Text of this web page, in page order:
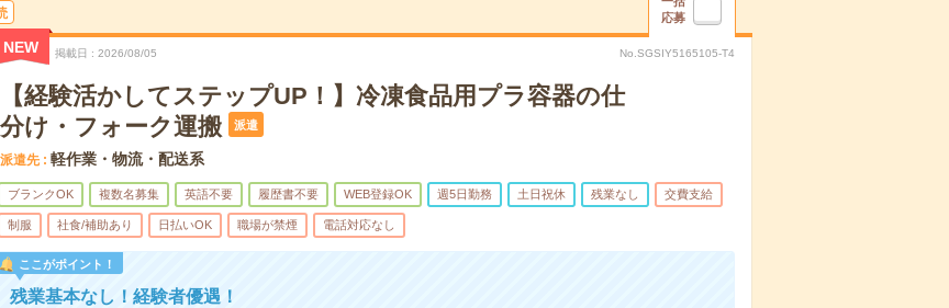
応募
NEW 掲載日 2026/08/05 No.SGSIY5165105-T4
【経験活かしてステップUP！】冷凍食品用プラ容器の仕
分け・フォーク運搬
派遣
派遣先 軽作業・物流・配送系
ブランクOK 複数名募集 英語不要 履歴書不要 WEB登録OK 週5日勤務 土日祝休 残業なし 交費支給
制服 社食/補助あり 日払いOK 職場が禁煙 電話対応なし
ここがポイント！
残業基本なし！経験者優遇！